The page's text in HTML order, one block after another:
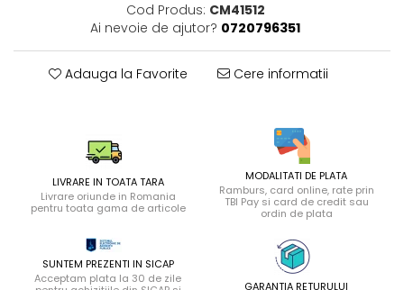
Cod Produs: CM41512
Ai nevoie de ajutor? 0720796351
Adauga la Favorite Cere informatii
LIVRARE IN TOATA TARA
Livrare oriunde in Romania
pentru toata gama de articole
MODALITATI DE PLATA
Ramburs, card online, rate prin
TBI Pay si card de credit sau
ordin de plata
SUNTEM PREZENTI IN SICAP
Acceptam plata la 30 de zile
GARANTIA RETURULUI